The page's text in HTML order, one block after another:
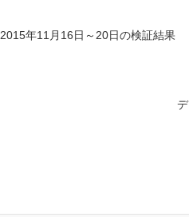
2015年11月16日～20日の検証結果